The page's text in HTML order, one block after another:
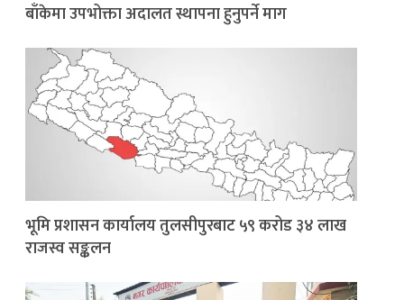
बाँकेमा उपभोक्ता अदालत स्थापना हुनुपर्ने माग
भूमि प्रशासन कार्यालय तुलसीपुरबाट ५९ करोड ३४ लाख
राजस्व सङ्कलन